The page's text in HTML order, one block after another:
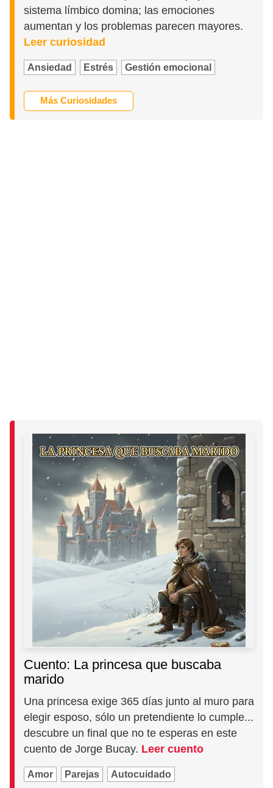
sistema límbico domina; las emociones
aumentan y los problemas parecen mayores.
Leer curiosidad
Ansiedad Estrés Gestión emocional
Más Curiosidades
Cuento: La princesa que buscaba
marido
Una princesa exige 365 días junto al muro para
elegir esposo, sólo un pretendiente lo cumple...
descubre un final que no te esperas en este
cuento de Jorge Bucay. Leer cuento
Amor Parejas Autocuidado